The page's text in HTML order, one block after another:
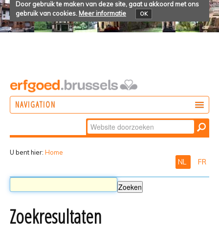
Door gebruik te maken van deze site, gaat u akkoord met ons
gebruik van cookies. Meer informatie OK
NAVIGATION
Zoek
Geavanceerd
U bent hier: Home
NL FR
Zoekresultaten